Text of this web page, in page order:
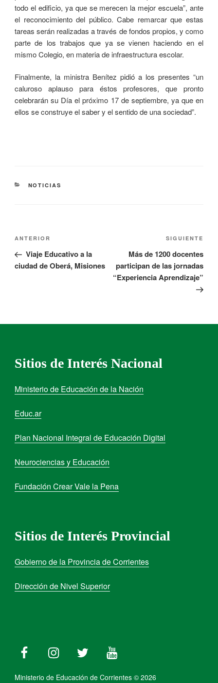
todo el edificio, ya que se merecen la mejor escuela”, ante
el reconocimiento del público. Cabe remarcar que estas
tareas serán realizadas a través de fondos propios, y como
parte de los trabajos que ya se vienen haciendo en el
mismo Colegio, en materia de infraestructura escolar.
Finalmente, la ministra Benítez pidió a los presentes “un
caluroso aplauso para éstos profesores, que pronto
celebrarán su Día el próximo 17 de septiembre, ya que en
ellos se construye el saber y el sentido de una sociedad”.
NOTICIAS
ANTERIOR
Viaje Educativo a la
ciudad de Oberá, Misiones
SIGUIENTE
Más de 1200 docentes
participan de las jornadas
“Experiencia Aprendizaje”
Sitios de Interés Nacional
Ministerio de Educación de la Nación
Educ.ar
Plan Nacional Integral de Educación Digital
Neurociencias y Educación
Fundación Crear Vale la Pena
Sitios de Interés Provincial
Gobierno de la Provincia de Corrientes
Dirección de Nivel Superior
Ministerio de Educación de Corrientes © 2026